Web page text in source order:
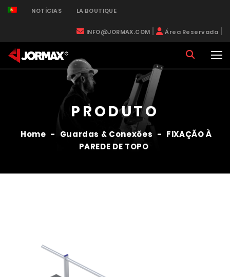
NOTÍCIAS LA BOUTIQUE
INFO@JORMAX.COM | Área Reservada
PRODUTO
Home - Guardas & Conexões - FIXAÇÃO À
PAREDE DE TOPO